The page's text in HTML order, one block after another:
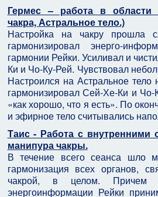
Гермес – работа в области
чакра, Астральное тело.)
Настройка на чакру прошла
гармонизировал энерго-
гармонии Рейки. Усиливал и
Ки и Чо-Ку-Рей. Чувствовал
Настроился на Астральное тело
гармонизировал Сей-Хе-Ки и Чо-
«как хорошо, что я есть». По
и эфирное тело считывались
Таис - Работа с внутренними
манипура чакры.
В течение всего сеанса шло
гармонизация всех органов,
чакрой, в целом. Причем
энергоинформации Рейки